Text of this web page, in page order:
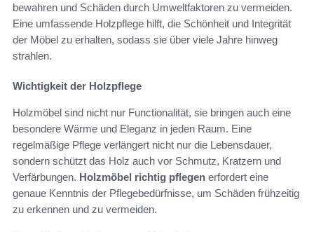
bewahren und Schäden durch Umweltfaktoren zu vermeiden.
Eine umfassende Holzpflege hilft, die Schönheit und Integrität
der Möbel zu erhalten, sodass sie über viele Jahre hinweg
strahlen.
Wichtigkeit der Holzpflege
Holzmöbel sind nicht nur Functionalität, sie bringen auch eine
besondere Wärme und Eleganz in jeden Raum. Eine
regelmäßige Pflege verlängert nicht nur die Lebensdauer,
sondern schützt das Holz auch vor Schmutz, Kratzern und
Verfärbungen. Holzmöbel richtig pflegen erfordert eine
genaue Kenntnis der Pflegebedürfnisse, um Schäden frühzeitig
zu erkennen und zu vermeiden.